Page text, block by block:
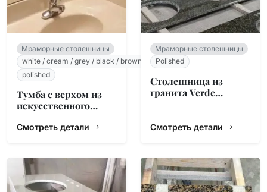
Мраморные столешницы
white / cream / grey / black / brown
polished
Тумба с верхом из
искусственного
Смотреть детали
Мраморные столешницы
Polished
Столешница из
гранита Verde
Смотреть детали